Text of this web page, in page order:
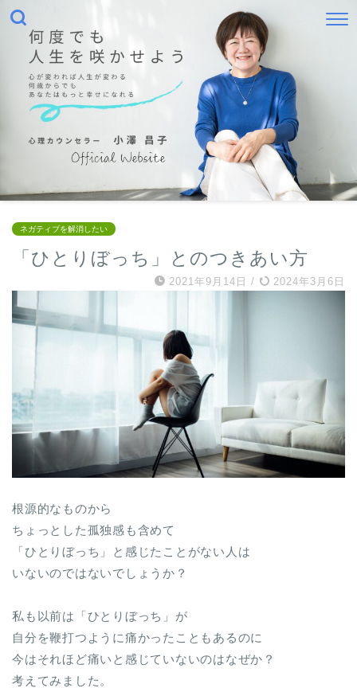
ネガティブを解消したい
「ひとりぼっち」とのつきあい方
2021年9月14日 / 2024年3月6日
根源的なものから
ちょっとした孤独感も含めて
「ひとりぼっち」と感じたことがない人は
いないのではないでしょうか？
私も以前は「ひとりぼっち」が
自分を鞭打つように痛かったこともあるのに
今はそれほど痛いと感じていないのはなぜか？
考えてみました。